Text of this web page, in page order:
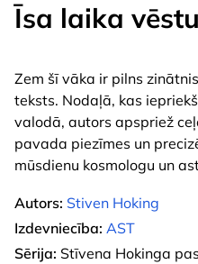
Īsa laika
Zem šī vāka ir pilns
teksts. Nodaļā, kas
valodā, autors apspriež
pavada piezīmes un
mūsdienu kosmologu un
Autors: Stiven Hoking
Izdevniecība: AST
Sērija: Stīvena Hokinga